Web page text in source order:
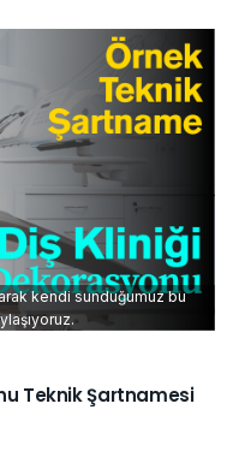
kendi sunduğumuz bu
Teknik Şartnamesi